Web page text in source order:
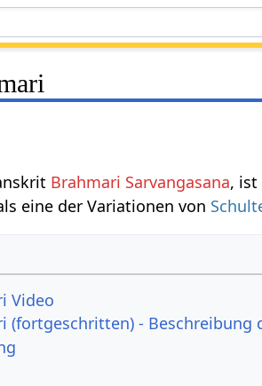
Brahmari Sarvangasana,
eine der Variationen von
Video
(fortgeschritten) - Beschreibung